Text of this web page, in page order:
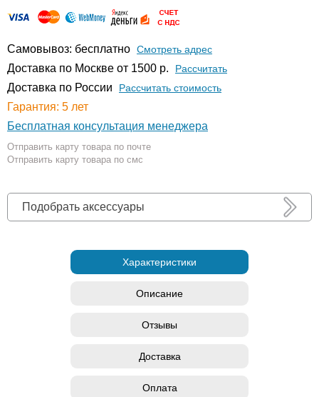
Самовывоз: бесплатно Смотреть адрес
Доставка по Москве от 1500 р. Расcчитать
Доставка по России Рассчитать стоимость
Гарантия: 5 лет
Бесплатная консультация менеджера
Отправить карту товара по почте
Отправить карту товара по смс
Подобрать аксессуары
Характеристики
Описание
Отзывы
Доставка
Оплата